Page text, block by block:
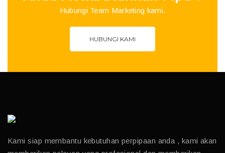
Hubungi Team Marketing kami.
HUBUNGI KAMI
Kami siap membantu kebutuhan perpipaan anda , kami akan